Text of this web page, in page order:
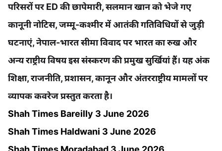
परिसरों पर ED की छापेमारी, सलमान खान को भेजे गए
कानूनी नोटिस, जम्मू-कश्मीर में आतंकी गतिविधियों से जुड़ी
घटनाएं, नेपाल-भारत सीमा विवाद पर भारत का रुख और
अन्य राष्ट्रीय विषय इस संस्करण की प्रमुख सुर्खियां हैं। यह अंक
शिक्षा, राजनीति, प्रशासन, कानून और अंतरराष्ट्रीय मामलों पर
व्यापक कवरेज प्रस्तुत करता है।
Shah Times Bareilly 3 June 2026
Shah Times Haldwani 3 June 2026